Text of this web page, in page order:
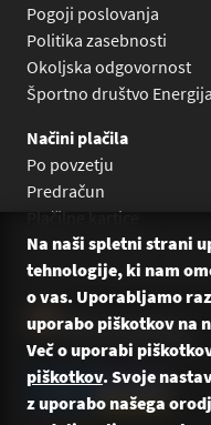
Pogoji poslovanja
Politika zasebnosti
Okoljska odgovornost
Športno društvo Energija
Načini plačila
Po povzetju
Predračun
Plačilne kartice
Plačilo na obroke
Plačilo na obroke s
Na naši spletni strani
tehnologije, ki nam
o vas. Uporabljamo
uporabo piškotkov na
Več o uporabi
piškotkov. Svoje
z uporabo našega